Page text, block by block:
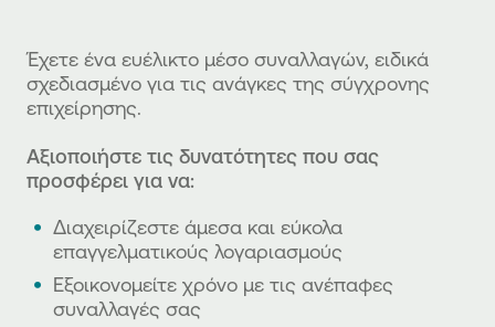
Έχετε ένα ευέλικτο μέσο συναλλαγών, ειδικά
σχεδιασμένο για τις ανάγκες της σύγχρονης
επιχείρησης.
Αξιοποιήστε τις δυνατότητες που σας
προσφέρει για να:
Διαχειρίζεστε άμεσα και εύκολα
επαγγελματικούς λογαριασμούς
Εξοικονομείτε χρόνο με τις ανέπαφες
συναλλαγές σας